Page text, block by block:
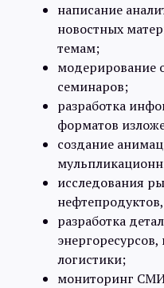
написание
новостных
темам;
модерирование
семинаров;
разработка
форматов
создание
исследования
разработка
логистики;
мониторинг